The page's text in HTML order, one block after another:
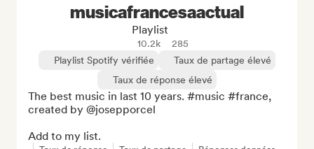
musicafrancesaactual
Playlist
10.2k
285
Playlist Spotify vérifiée
Taux de partage élevé
Taux de réponse élevé
The best music in last 10 years. #music #france,
created by @josepporcel
Add to my list.